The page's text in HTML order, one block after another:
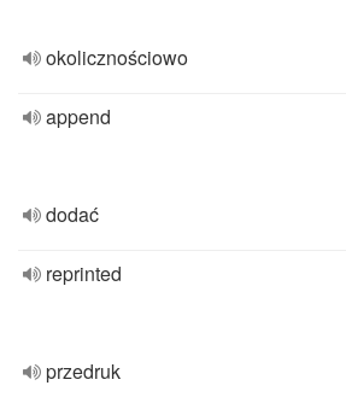
okolicznościowo
append
dodać
reprinted
przedruk